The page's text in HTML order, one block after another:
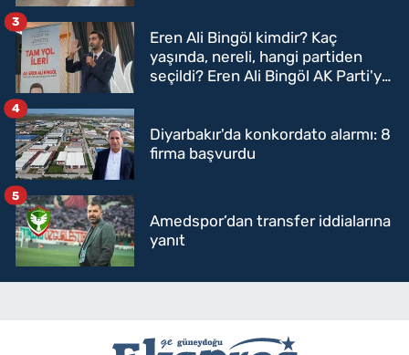
Eren Ali Bingöl kimdir? Kaç
yaşında, nereli, hangi partiden
seçildi? Eren Ali Bingöl AK Parti'ye
3
Diyarbakır'da konkordato alarmı: 8
firma başvurdu
4
Amedspor’dan transfer iddialarına
yanıt
5